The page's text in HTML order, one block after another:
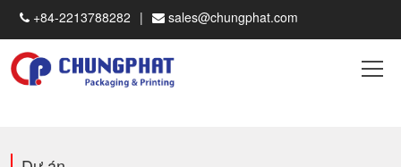
+84-2213788282 sales@chungphat.com